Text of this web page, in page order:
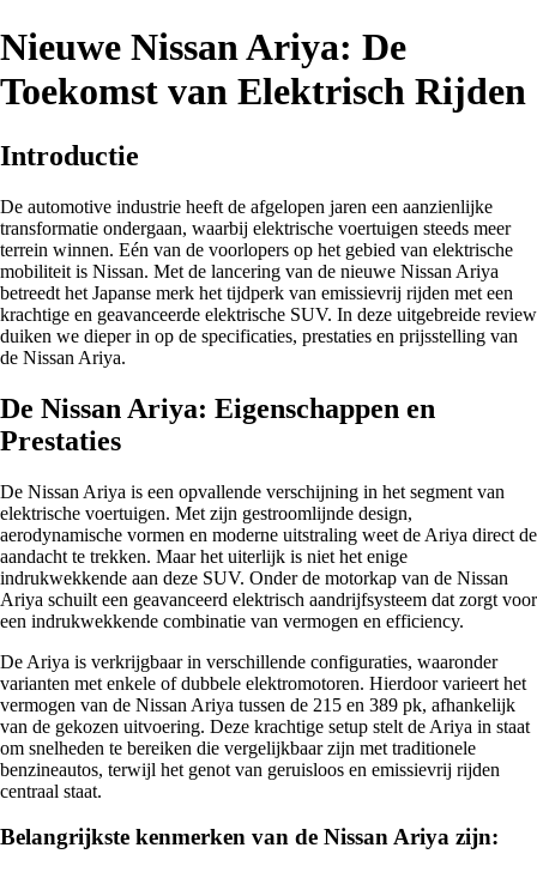
Nieuwe Nissan Ariya: De
Toekomst van Elektrisch Rijden
Introductie
De automotive industrie heeft de afgelopen jaren een aanzienlijke
transformatie ondergaan, waarbij elektrische voertuigen steeds meer
terrein winnen. Eén van de voorlopers op het gebied van elektrische
mobiliteit is Nissan. Met de lancering van de nieuwe Nissan Ariya
betreedt het Japanse merk het tijdperk van emissievrij rijden met een
krachtige en geavanceerde elektrische SUV. In deze uitgebreide review
duiken we dieper in op de specificaties, prestaties en prijsstelling van
de Nissan Ariya.
De Nissan Ariya: Eigenschappen en
Prestaties
De Nissan Ariya is een opvallende verschijning in het segment van
elektrische voertuigen. Met zijn gestroomlijnde design,
aerodynamische vormen en moderne uitstraling weet de Ariya direct de
aandacht te trekken. Maar het uiterlijk is niet het enige
indrukwekkende aan deze SUV. Onder de motorkap van de Nissan
Ariya schuilt een geavanceerd elektrisch aandrijfsysteem dat zorgt voor
een indrukwekkende combinatie van vermogen en efficiency.
De Ariya is verkrijgbaar in verschillende configuraties, waaronder
varianten met enkele of dubbele elektromotoren. Hierdoor varieert het
vermogen van de Nissan Ariya tussen de 215 en 389 pk, afhankelijk
van de gekozen uitvoering. Deze krachtige setup stelt de Ariya in staat
om snelheden te bereiken die vergelijkbaar zijn met traditionele
benzineautos, terwijl het genot van geruisloos en emissievrij rijden
centraal staat.
Belangrijkste kenmerken van de Nissan Ariya zijn: